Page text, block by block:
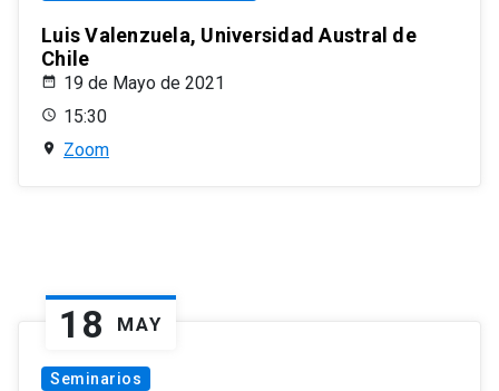
Luis Valenzuela, Universidad Austral de
Chile
19 de Mayo de 2021
15:30
Zoom
18 MAY
Seminarios